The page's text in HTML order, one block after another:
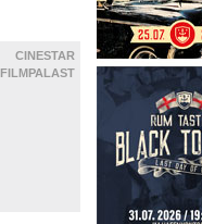
CINESTAR
FILMPALAST